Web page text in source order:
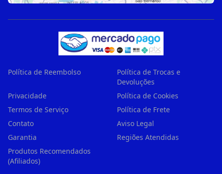
Política de Reembolso
Política de Trocas e
Devoluções
Privacidade
Política de Cookies
Termos de Serviço
Política de Frete
Contato
Aviso Legal
Garantia
Regiões Atendidas
Produtos Recomendados
(Afiliados)